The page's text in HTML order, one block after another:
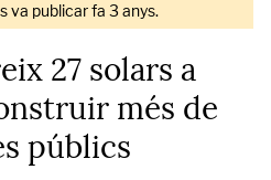
va publicar fa 3 anys.
27 solars a
més de
públics